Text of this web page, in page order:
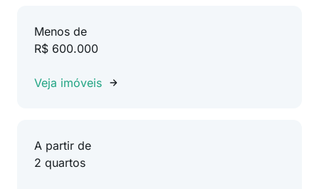
Menos de
R$ 600.000
Veja imóveis
A partir de
2 quartos